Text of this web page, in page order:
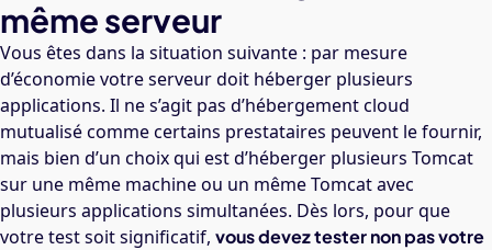
même serveur
Vous êtes dans la situation suivante : par mesure
d’économie votre serveur doit héberger plusieurs
applications. Il ne s’agit pas d’hébergement cloud
mutualisé comme certains prestataires peuvent le fournir,
mais bien d’un choix qui est d’héberger plusieurs Tomcat
sur une même machine ou un même Tomcat avec
plusieurs applications simultanées. Dès lors, pour que
votre test soit significatif, vous devez tester non pas votre